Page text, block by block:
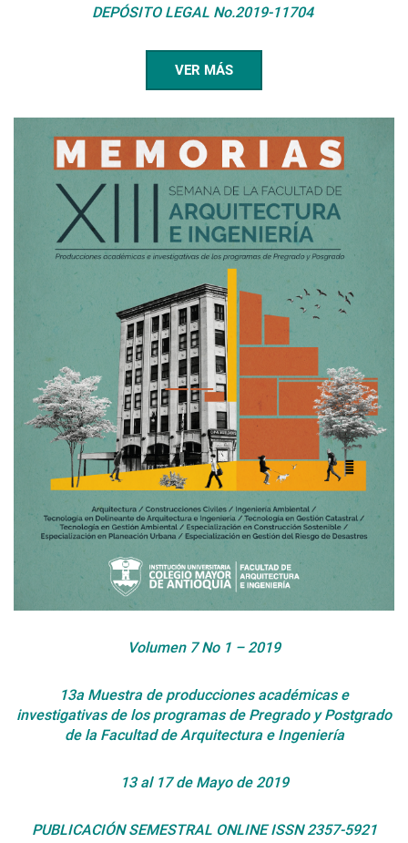
DEPÓSITO LEGAL No.2019-11704
VER MÁS
Volumen 7 No 1 – 2019
13a Muestra de producciones académicas e
investigativas de los programas de Pregrado y Postgrado
de la Facultad de Arquitectura e Ingeniería
13 al 17 de Mayo de 2019
PUBLICACIÓN SEMESTRAL ONLINE ISSN 2357-5921